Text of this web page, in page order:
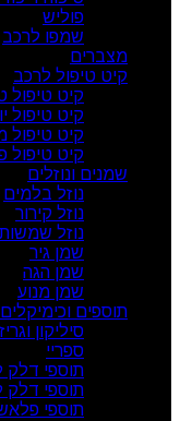
פוליש
שמפו לרכב
מצברים
קיט טיפול לרכב
קיט טיפול
קיט טיפול
קיט טיפול
קיט טיפול
שמנים ונוזלים
נוזל בלמים
נוזל קירור
נוזל שמשות
שמן גיר
שמן הגה
שמן מנוע
תוספים וכימיקלים
סיליקון וגריז
ספריי
תוספי דלק
תוספי דלק
תוספי